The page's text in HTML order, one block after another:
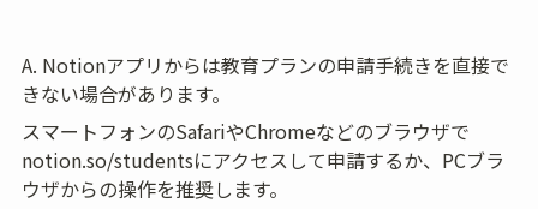
A. Notionアプリからは教育プランの申請手続きを直接で
きない場合があります。
スマートフォンのSafariやChromeなどのブラウザで
notion.so/studentsにアクセスして申請するか、PCブラ
ウザからの操作を推奨します。